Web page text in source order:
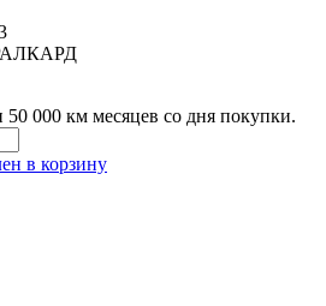
50 000 км месяцев со дня покупки.
в корзину